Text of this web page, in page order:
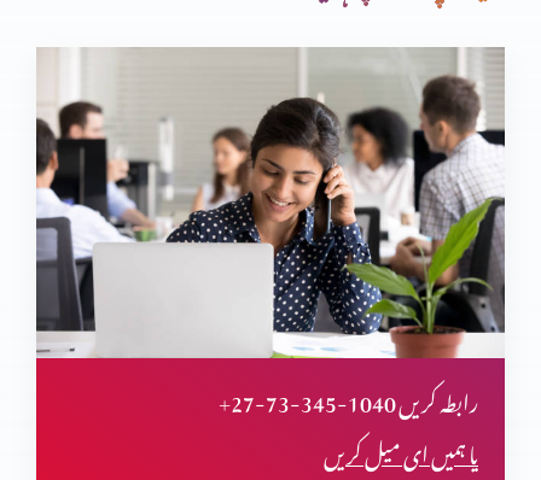
+27-73-345-1040 رابطہ کریں
یا ہمیں ای میل کریں